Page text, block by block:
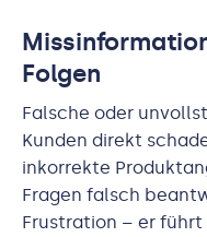
Folgen
Falsche oder
Kunden direkt
inkorrekte
Fragen falsch
Frustration – er